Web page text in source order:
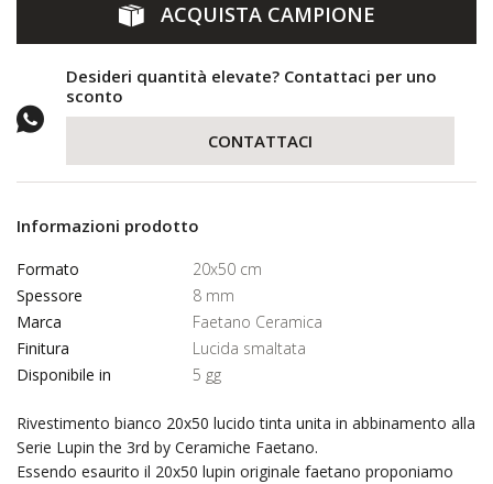
ACQUISTA CAMPIONE
Desideri quantità elevate? Contattaci per uno
sconto
CONTATTACI
Informazioni prodotto
Formato
20x50 cm
Spessore
8 mm
Marca
Faetano Ceramica
Finitura
Lucida smaltata
Disponibile in
5 gg
Rivestimento bianco 20x50 lucido tinta unita in abbinamento alla
Serie Lupin the 3rd by Ceramiche Faetano.
Essendo esaurito il 20x50 lupin originale faetano proponiamo